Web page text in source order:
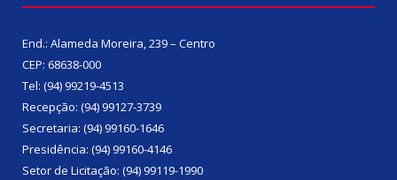
End.: Alameda Moreira, 239 – Centro
CEP: 68638-000
Tel: (94) 99219-4513
Recepção: (94) 99127-3739
Secretaria: (94) 99160-1646
Presidência: (94) 99160-4146
Setor de Licitação: (94) 99119-1990